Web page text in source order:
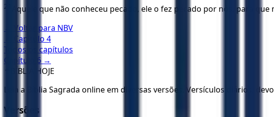
21
Aquele que não conheceu pecado, ele o fez pecado por nós, para
← Voltar para NBV
← Capítulo 4
Todos os capítulos
Capítulo
6 →
BÍBLIA HOJE
Leia a Bíblia Sagrada online em diversas versões. Versículos diários,
Versões